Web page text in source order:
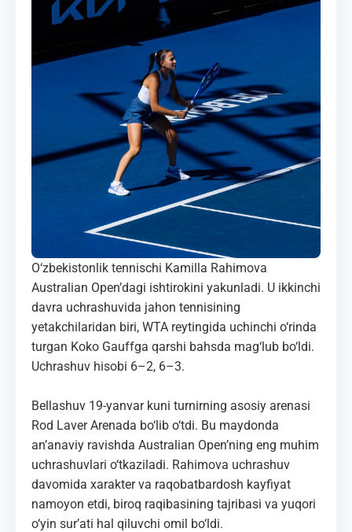
UZ-PIN
O‘zbekistonlik tennischi Kamilla Rahimova
Australian Open’dagi ishtirokini yakunladi. U ikkinchi
davra uchrashuvida jahon tennisining
yetakchilaridan biri, WTA reytingida uchinchi o‘rinda
turgan Koko Gauffga qarshi bahsda mag‘lub bo‘ldi.
Uchrashuv hisobi 6–2, 6–3.
Bellashuv 19-yanvar kuni turnirning asosiy arenasi
Rod Laver Arenada bo‘lib o‘tdi. Bu maydonda
an’anaviy ravishda Australian Open’ning eng muhim
uchrashuvlari o‘tkaziladi. Rahimova uchrashuv
davomida xarakter va raqobatbardosh kayfiyat
namoyon etdi, biroq raqibasining tajribasi va yuqori
o‘yin sur’ati hal qiluvchi omil bo‘ldi.